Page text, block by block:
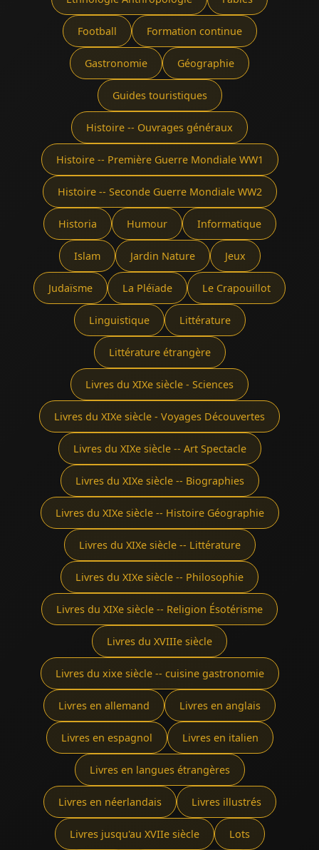
Football Formation continue
Gastronomie Géographie
Guides touristiques
Histoire -- Ouvrages généraux
Histoire -- Première Guerre Mondiale WW1
Histoire -- Seconde Guerre Mondiale WW2
Historia Humour Informatique
Islam Jardin Nature Jeux
Judaïsme La Pléïade Le Crapouillot
Linguistique Littérature
Littérature étrangère
Livres du XIXe siècle - Sciences
Livres du XIXe siècle - Voyages Découvertes
Livres du XIXe siècle -- Art Spectacle
Livres du XIXe siècle -- Biographies
Livres du XIXe siècle -- Histoire Géographie
Livres du XIXe siècle -- Littérature
Livres du XIXe siècle -- Philosophie
Livres du XIXe siècle -- Religion Ésotérisme
Livres du XVIIIe siècle
Livres du xixe siècle -- cuisine gastronomie
Livres en allemand Livres en anglais
Livres en espagnol Livres en italien
Livres en langues étrangères
Livres en néerlandais Livres illustrés
Livres jusqu'au XVIIe siècle Lots